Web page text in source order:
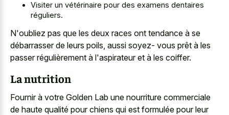
Visiter un vétérinaire pour des examens dentaires
réguliers.
N'oubliez pas que les deux races ont tendance à se
débarrasser de leurs poils, aussi soyez- vous prêt à les
passer régulièrement à l'aspirateur et à les coiffer.
La nutrition
Fournir à votre Golden Lab une nourriture commerciale
de haute qualité pour chiens qui est formulée pour leur